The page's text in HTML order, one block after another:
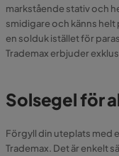
markstående stativ och
smidigare och känns
en solduk istället för
Trademax erbjuder
Solsegel för
Förgyll din uteplats med
Trademax. Det är enkelt